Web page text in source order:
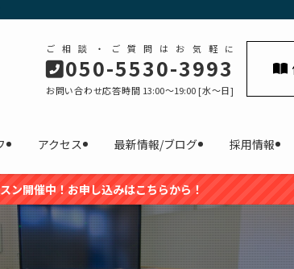
ご相談・ご質問はお気軽に
050-5530-3993
お問い合わせ応答時間 13:00～19:00 [水〜日]
アクセス 最新情報/ブログ 採用情報
ン開催中！お申し込みはこちらから！